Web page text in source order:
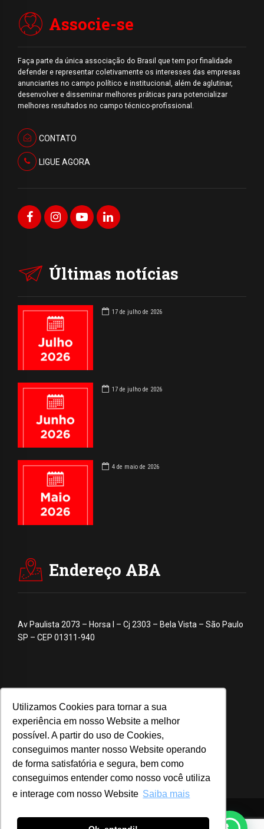
Utilizamos Cookies para tornar a sua
experiência em nosso Website a melhor
possível. A partir do uso de Cookies,
conseguimos manter nosso Website operando
de forma satisfatória e segura, bem como
conseguimos entender como nosso você utiliza
e interage com nosso Website Saiba mais
Associe-se
Faça parte da única associação do Brasil que tem por finalidade
defender e representar coletivamente os interesses das empresas
anunciantes no campo político e institucional, além de aglutinar,
desenvolver e disseminar melhores práticas para potencializar
melhores resultados no campo técnico-profissional.
CONTATO
LIGUE AGORA
Últimas notícias
17 de julho de 2026
17 de julho de 2026
4 de maio de 2026
Endereço ABA
Av Paulista 2073 – Horsa I – Cj 2303 – Bela Vista – São Paulo
SP – CEP 01311-940
© 2020 ABA – Associação Brasileira de Anunciantes